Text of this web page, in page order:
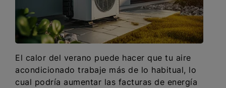
El calor del verano puede hacer que tu aire
acondicionado trabaje más de lo habitual, lo
cual podría aumentar las facturas de energía